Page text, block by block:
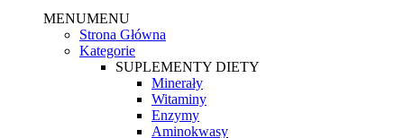
MENUMENU
Strona Główna
Kategorie
SUPLEMENTY DIETY
Minerały
Witaminy
Enzymy
Aminokwasy